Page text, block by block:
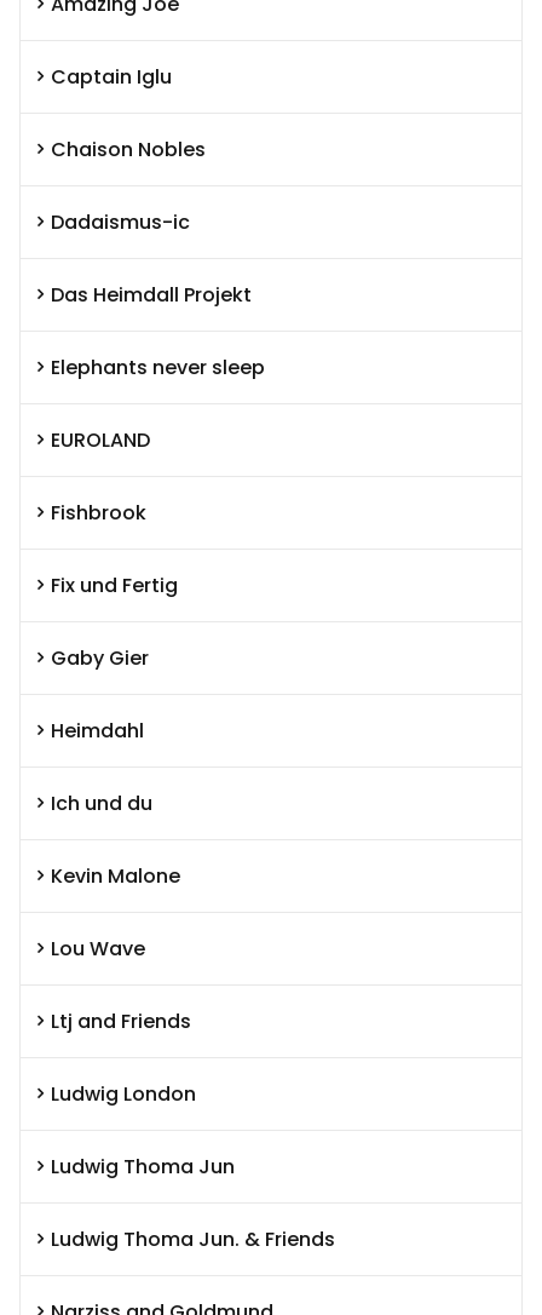
Captain Iglu
Chaison Nobles
Dadaismus-ic
Das Heimdall Projekt
Elephants never sleep
EUROLAND
Fishbrook
Fix und Fertig
Gaby Gier
Heimdahl
Ich und du
Kevin Malone
Lou Wave
Ltj and Friends
Ludwig London
Ludwig Thoma Jun
Ludwig Thoma Jun. & Friends